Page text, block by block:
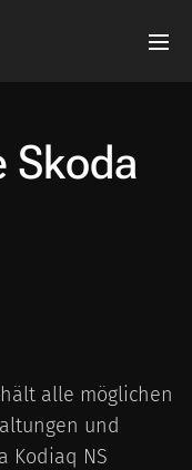
Skoda
alle möglichen
und
Kodiaq NS